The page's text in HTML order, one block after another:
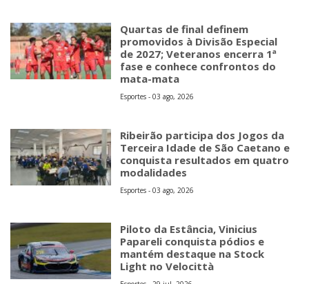
Quartas de final definem
promovidos à Divisão Especial
de 2027; Veteranos encerra 1ª
fase e conhece confrontos do
mata-mata
Esportes - 03 ago, 2026
Ribeirão participa dos Jogos da
Terceira Idade de São Caetano e
conquista resultados em quatro
modalidades
Esportes - 03 ago, 2026
Piloto da Estância, Vinicius
Papareli conquista pódios e
mantém destaque na Stock
Light no Velocittà